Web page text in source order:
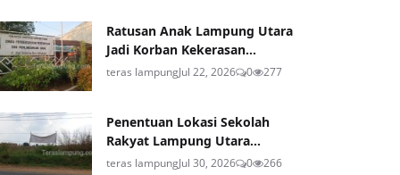
Ratusan Anak Lampung Utara
Jadi Korban Kekerasan...
teras lampungJul 22, 2026 0 277
Penentuan Lokasi Sekolah
Rakyat Lampung Utara...
teras lampungJul 30, 2026 0 266